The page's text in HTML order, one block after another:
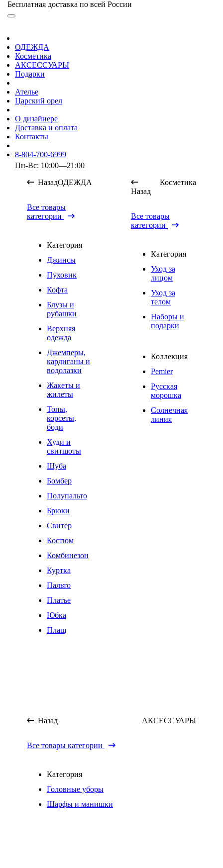
Бесплатная доставка по всей России
ОДЕЖДА
Косметика
АКСЕССУАРЫ
Подарки
Ателье
Царский орел
О дизайнере
Доставка и оплата
Контакты
8-804-700-6999
Пн-Вс: 10:00—21:00
НазадОДЕЖДА
Все товары
категории
Категория
Джинсы
Пуховик
Кофта
Блузы и
рубашки
Верхняя
одежда
Джемперы,
кардиганы и
водолазки
Жакеты и
жилеты
Топы,
корсеты,
боди
Худи и
свитшоты
Шуба
Бомбер
Полупальто
Брюки
Свитер
Костюм
Комбинезон
Куртка
Пальто
Платье
Юбка
Плащ
Назад
Косметика
Все товары
категории
Категория
Уход за
лицом
Уход за
телом
Наборы и
подарки
Коллекция
Pemier
Русская
морошка
Солнечная
линия
Назад АКСЕССУАРЫ
Все товары категории
Категория
Головные уборы
Шарфы и манишки